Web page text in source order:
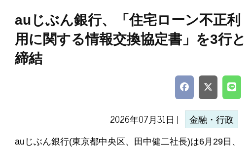
auじぶん銀行、「住宅ローン不正利
用に関する情報交換協定書」を3行と
締結
2026年07月31日 | 金融・行政
auじぶん銀行(東京都中央区、田中健二社長)は6月29日、